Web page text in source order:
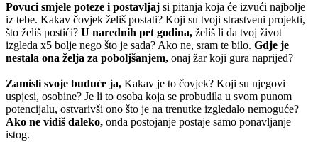
Povuci smjele poteze i postavljaj si pitanja koja će izvući najbolje
iz tebe. Kakav čovjek želiš postati? Koji su tvoji strastveni projekti,
što želiš postići? U narednih pet godina, želiš li da tvoj život
izgleda x5 bolje nego što je sada? Ako ne, sram te bilo. Gdje je
nestala ona želja za poboljšanjem, onaj žar koji gura naprijed?
Zamisli svoje buduće ja, Kakav je to čovjek? Koji su njegovi
uspjesi, osobine? Je li to osoba koja se probudila u svom punom
potencijalu, ostvarivši ono što je na trenutke izgledalo nemoguće?
Ako ne vidiš daleko, onda postojanje postaje samo ponavljanje
istog.